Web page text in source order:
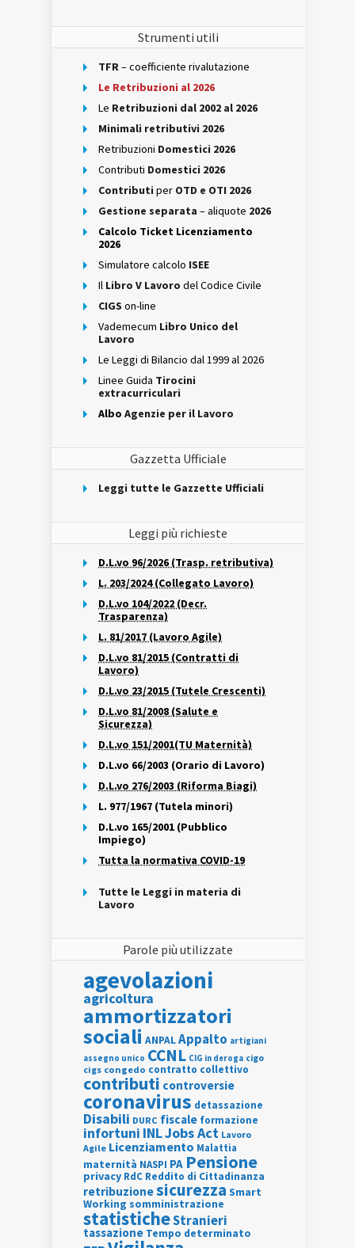
Strumenti utili
TFR– coefficiente rivalutazione
Le Retribuzioni al 2026
Le Retribuzioni dal 2002 al 2026
Minimali retributivi 2026
Retribuzioni Domestici 2026
Contributi Domestici 2026
Contributi per OTD e OTI 2026
Gestione separata – aliquote 2026
Calcolo Ticket Licenziamento
2026
Simulatore calcolo ISEE
Il Libro V Lavoro del Codice Civile
CIGS on-line
Vademecum Libro Unico del
Lavoro
Le Leggi di Bilancio dal 1999 al 2026
Linee Guida Tirocini
extracurriculari
Albo Agenzie per il Lavoro
Gazzetta Ufficiale
Leggi tutte le Gazzette Ufficiali
Leggi più richieste
D.L.vo 96/2026 (Trasp. retributiva)
L. 203/2024 (Collegato Lavoro)
D.L.vo 104/2022 (Decr.
Trasparenza)
L. 81/2017 (Lavoro Agile)
D.L.vo 81/2015 (Contratti di
Lavoro)
D.L.vo 23/2015 (Tutele Crescenti)
D.L.vo 81/2008 (Salute e
Sicurezza)
D.L.vo 151/2001(TU Maternità)
D.L.vo 66/2003 (Orario di Lavoro)
D.L.vo 276/2003 (Riforma Biagi)
L. 977/1967 (Tutela minori)
D.L.vo 165/2001 (Pubblico
Impiego)
Tutta la normativa COVID-19
Tutte le Leggi in materia di
Lavoro
Parole più utilizzate
agevolazioni
agricoltura
ammortizzatori
sociali ANPALAppalto artigiani
assegno unico CCNL CIG in deroga cigo
cigs congedo contratto collettivo
contributi controversie
coronavirus detassazione
Disabili DURC fiscale formazione
infortuni INLJobs Act Lavoro
Agile Licenziamento Malattia
maternità NASPI PA Pensione
privacy RdC Reddito di Cittadinanza
retribuzionesicurezza Smart
Working somministrazione
statisticheStranieri
tassazione Tempo determinato